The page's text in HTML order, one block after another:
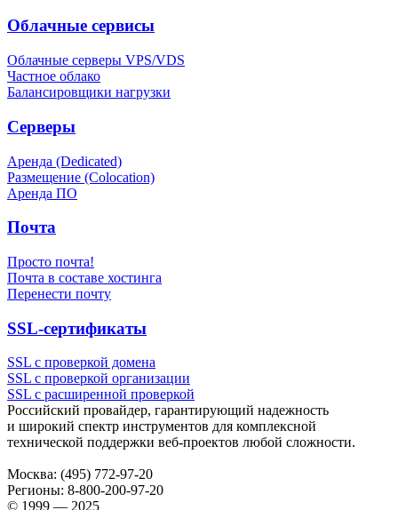
Облачные сервисы
Облачные серверы VPS/VDS
Частное облако
Балансировщики нагрузки
Серверы
Аренда (Dedicated)
Размещение (Colocation)
Аренда ПО
Почта
Просто почта!
Почта в составе хостинга
Перенести почту
SSL-сертификаты
SSL с проверкой домена
SSL с проверкой организации
SSL с расширенной проверкой
Российский провайдер, гарантирующий надежность
и широкий спектр инструментов для комплексной
технической поддержки веб-проектов любой сложности.
Москва: (495) 772-97-20
Регионы: 8-800-200-97-20
© 1999 — 2025